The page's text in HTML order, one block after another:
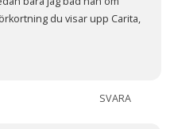
du visar upp Carita,
SVARA